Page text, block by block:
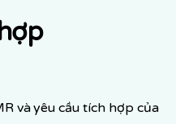
và yêu cầu tích hợp của